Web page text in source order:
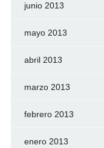
junio 2013
mayo 2013
abril 2013
marzo 2013
febrero 2013
enero 2013